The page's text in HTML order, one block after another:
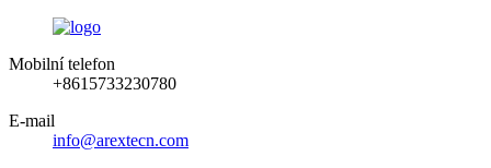
Mobilní telefon
+8615733230780
E-mail
info@arextecn.com